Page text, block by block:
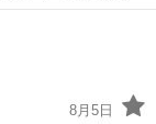
日払い制度利用可
巨摩郡昭和町》
8月5日